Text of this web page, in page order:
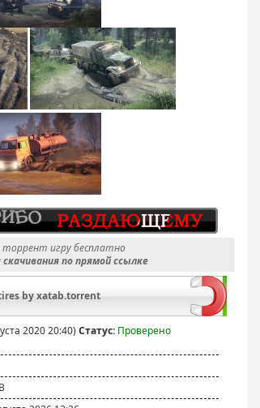
торрент игру бесплатно
по прямой ссылке
by xatab.torrent
2020 20:40) Статус: Проверено